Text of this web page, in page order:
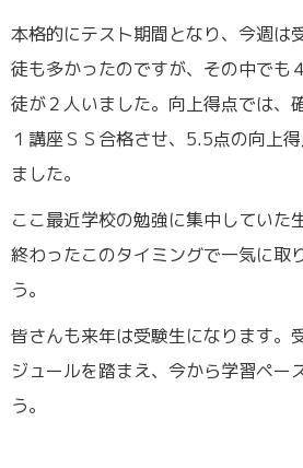
本格的にテスト期間となり、今週は
徒も多かったのですが、その中でも
徒が２人いました。向上得点では、
１講座ＳＳ合格させ、5.5点の向上
ました。
ここ最近学校の勉強に集中していた
終わったこのタイミングで一気に取
う。
皆さんも来年は受験生になります。
ジュールを踏まえ、今から学習ペー
う。